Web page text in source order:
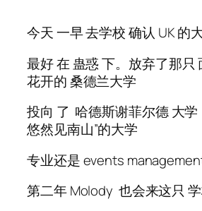
今天 一早 去学校 确认 UK 的
最好 在 蛊惑 下。放弃了那只
花开的 桑德兰大学
投向 了 哈德斯谢菲尔德 大学
悠然见南山”的大学
专业还是 events
第二年 Molody 也会来这只